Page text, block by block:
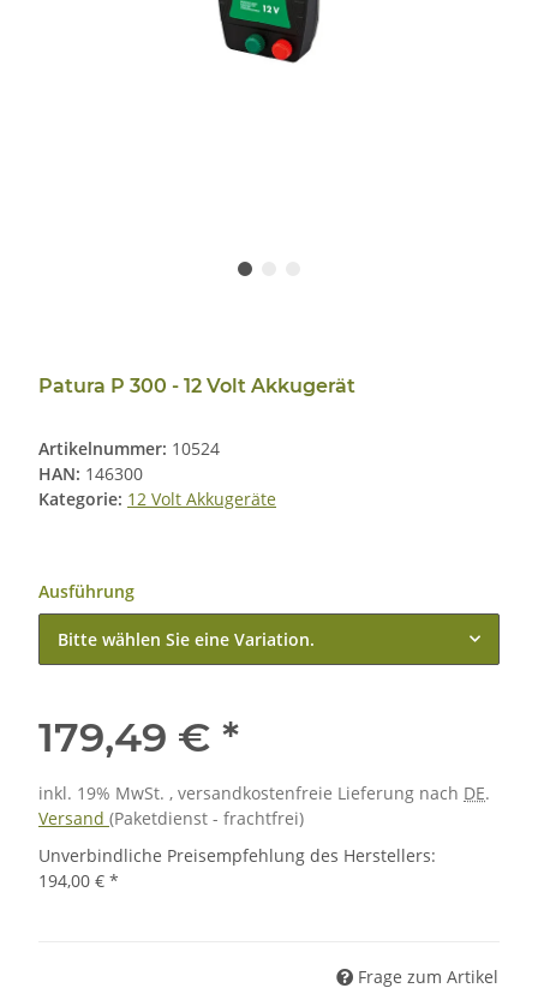
Patura P 300 - 12 Volt Akkugerät
Artikelnummer: 10524
HAN: 146300
Kategorie: 12 Volt Akkugeräte
Ausführung
Bitte wählen Sie eine Variation.
179,49 € *
inkl. 19% MwSt. , versandkostenfreie Lieferung nach DE.
Versand (Paketdienst - frachtfrei)
Unverbindliche Preisempfehlung des Herstellers:
194,00 € *
Frage zum Artikel